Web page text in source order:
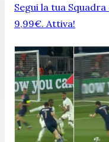
Segui la tua
9,99€. Attiva!